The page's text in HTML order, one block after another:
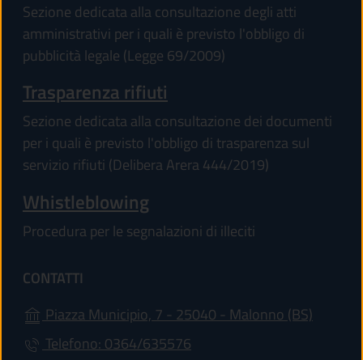
Sezione dedicata alla consultazione degli atti
amministrativi per i quali è previsto l'obbligo di
pubblicità legale (Legge 69/2009)
Trasparenza rifiuti
Sezione dedicata alla consultazione dei documenti
per i quali è previsto l'obbligo di trasparenza sul
servizio rifiuti (Delibera Arera 444/2019)
Whistleblowing
Procedura per le segnalazioni di illeciti
CONTATTI
Piazza Municipio, 7 - 25040 - Malonno (BS)
Telefono: 0364/635576